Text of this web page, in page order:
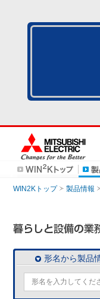
WIN2Kトップ 製品情報
形名から製品